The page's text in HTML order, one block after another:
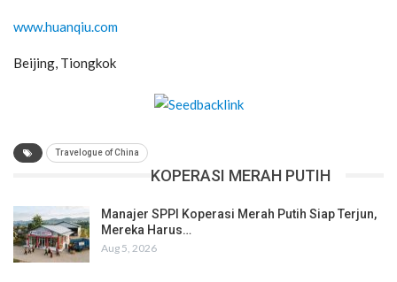
www.huanqiu.com
Beijing, Tiongkok
Travelogue of China
KOPERASI MERAH PUTIH
Manajer SPPI Koperasi Merah Putih Siap Terjun,
Mereka Harus…
Aug 5, 2026